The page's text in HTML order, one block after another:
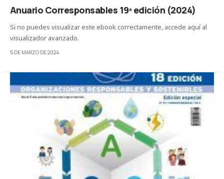
Anuario Corresponsables 19ª edición (2024)
Si no puedes visualizar este ebook correctamente, accede aquí al
visualizador avanzado.
5 DE MARZO DE 2024